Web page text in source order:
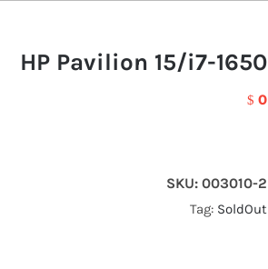
HP Pavilion 15/i7-1650
$ 0
SKU: 003010-2
Tag: SoldOut